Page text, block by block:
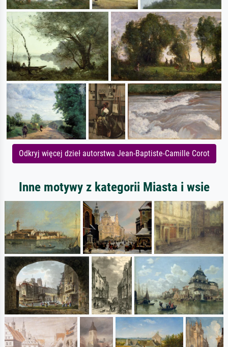
Odkryj więcej dzieł autorstwa Jean-Baptiste-Camille Corot
Inne motywy z kategorii Miasta i wsie